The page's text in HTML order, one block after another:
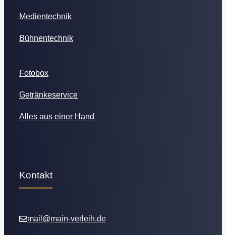
Medientechnik
Bühnentechnik
Fotobox
Getränkeservice
Alles aus einer Hand
Kontakt
mail@main-verleih.de